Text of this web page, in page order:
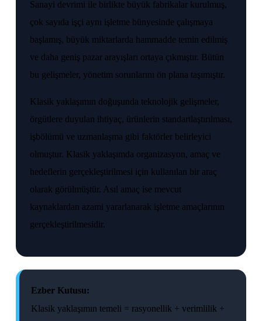
Sanayi devrimi ile birlikte büyük fabrikalar kurulmuş,
çok sayıda işçi aynı işletme bünyesinde çalışmaya
başlamış, büyük miktarlarda hammadde temin edilmiş
ve daha geniş pazar arayışları ortaya çıkmıştır. Bütün
bu gelişmeler, yönetim sorunlarını ön plana taşımıştır.
Klasik yaklaşımın doğuşunda teknolojik gelişmeler,
örgütlere duyulan ihtiyaç, ürünlerin standartlaştırılması,
işbölümü ve uzmanlaşma gibi faktörler belirleyici
olmuştur. Klasik yaklaşımda organizasyon, amaç ve
hedeflerin gerçekleştirilmesi için kullanılan bir araç
olarak görülmüştür. Asıl amaç ise mevcut
kaynaklardan azami yararlanarak işletme amaçlarının
gerçekleştirilmesidir.
Ezber Kutusu:
Klasik yaklaşımın temeli = rasyonellik + verimlilik +